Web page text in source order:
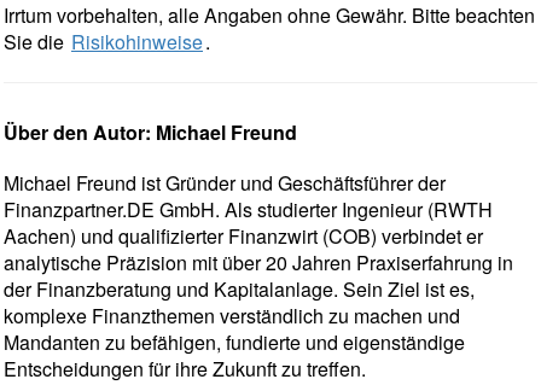
Irrtum vorbehalten, alle Angaben ohne Gewähr. Bitte beachten
Sie die Risikohinweise.
Über den Autor: Michael Freund
Michael Freund ist Gründer und Geschäftsführer der
Finanzpartner.DE GmbH. Als studierter Ingenieur (RWTH
Aachen) und qualifizierter Finanzwirt (COB) verbindet er
analytische Präzision mit über 20 Jahren Praxiserfahrung in
der Finanzberatung und Kapitalanlage. Sein Ziel ist es,
komplexe Finanzthemen verständlich zu machen und
Mandanten zu befähigen, fundierte und eigenständige
Entscheidungen für ihre Zukunft zu treffen.